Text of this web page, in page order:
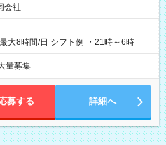
会社
大8時間/日 シフト例 ・21時～6時
量募集
募する 詳細へ